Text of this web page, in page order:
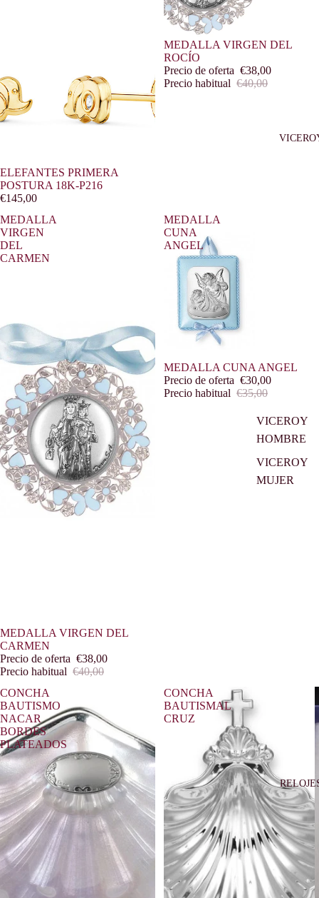
VICEROY
HOMBRE
VICEROY
MUJER
Agotado
ELEFANTES PRIMERA
POSTURA 18K-P216
€145,00
Oferta
MEDALLA VIRGEN DEL
ROCÍO
Precio de oferta €38,00
Precio habitual €40,00
MEDALLA
VIRGEN
DEL
CARMEN
Oferta
MEDALLA VIRGEN DEL
CARMEN
Precio de oferta €38,00
Precio habitual €40,00
MEDALLA
CUNA
ANGEL
Oferta
MEDALLA CUNA ANGEL
Precio de oferta €30,00
Precio habitual €35,00
CONCHA
BAUTISMO
NACAR
BORDES
PLATEADOS
CONCHA
BAUTISMAL
CRUZ